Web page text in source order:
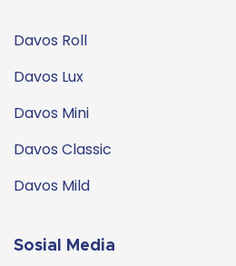
Davos Roll
Davos Lux
Davos Mini
Davos Classic
Davos Mild
Sosial Media